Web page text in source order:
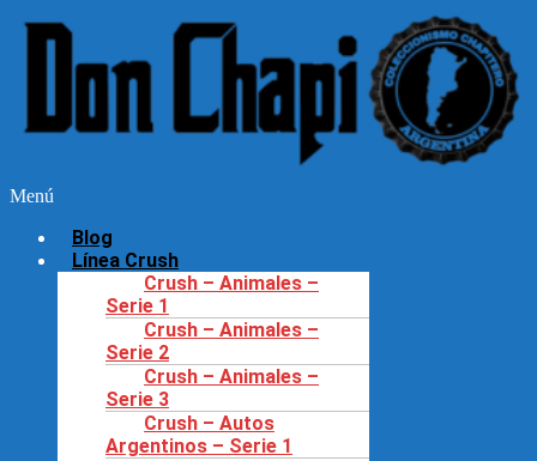
Menú
Blog
Línea Crush
Crush – Animales –
Serie 1
Crush – Animales –
Serie 2
Crush – Animales –
Serie 3
Crush – Autos
Argentinos – Serie 1